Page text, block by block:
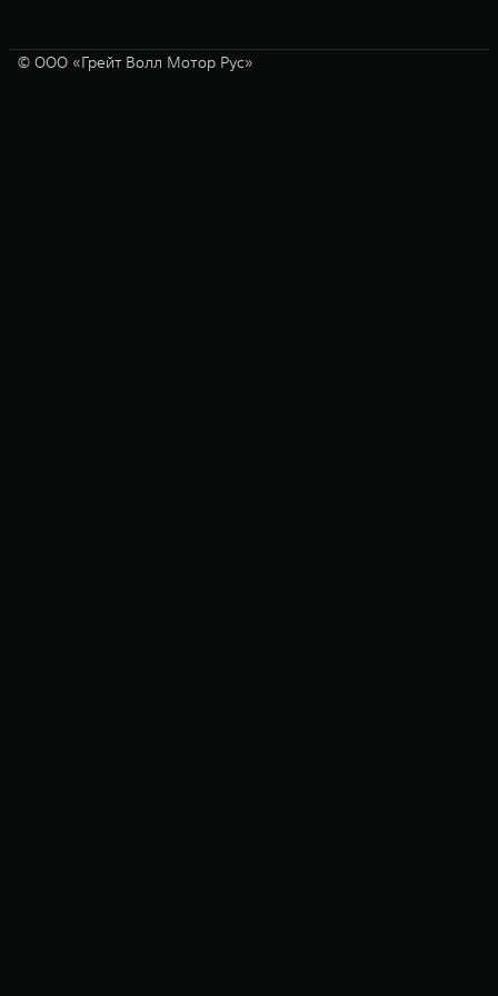
© ООО «Грейт Волл Мотор Рус»